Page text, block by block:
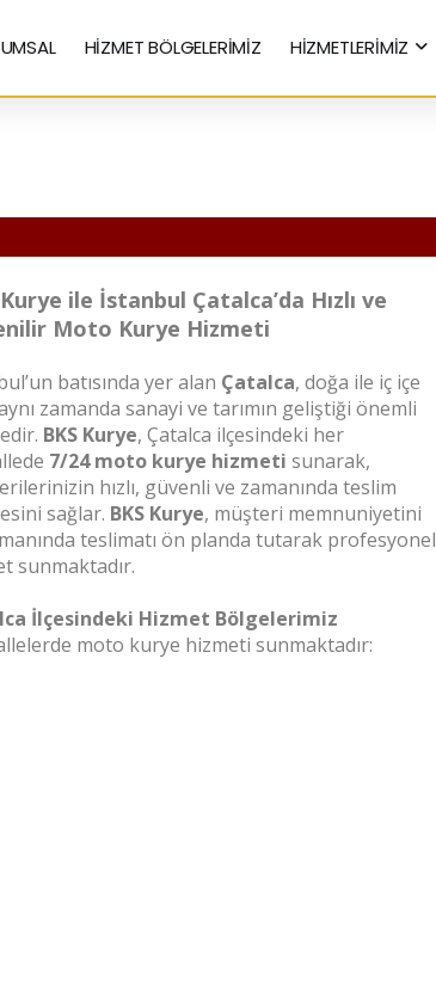
HİZMET BÖLGELERİMİZ HİZMETLERİMİZ
ile İstanbul Çatalca’da Hızlı ve
Moto Kurye Hizmeti
batısında yer alan Çatalca, doğa ile iç içe
zamanda sanayi ve tarımın geliştiği önemli
BKS Kurye, Çatalca ilçesindeki her
7/24 moto kurye hizmeti sunarak,
hızlı, güvenli ve zamanında teslim
sağlar. BKS Kurye, müşteri memnuniyetini
teslimatı ön planda tutarak profesyonel
sunmaktadır.
İlçesindeki Hizmet Bölgelerimiz
moto kurye hizmeti sunmaktadır: